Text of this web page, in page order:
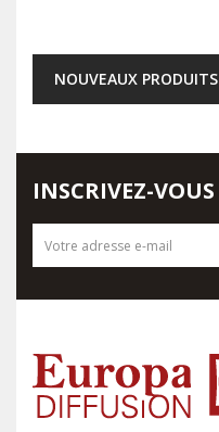
NOUVEAUX PRODUITS